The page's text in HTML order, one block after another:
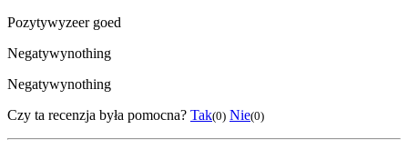
Pozytywyzeer goed
Negatywynothing
Negatywynothing
Czy ta recenzja była pomocna? Tak(0) Nie(0)